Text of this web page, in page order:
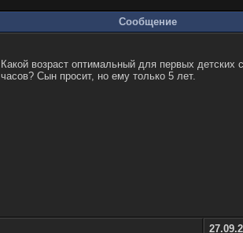
Сообщение
Какой возраст оптимальный для первых детских
часов? Сын просит, но ему только 5 лет.